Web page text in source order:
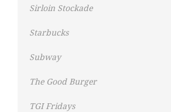
Sirloin Stockade
Starbucks
Subway
The Good Burger
TGI Fridays